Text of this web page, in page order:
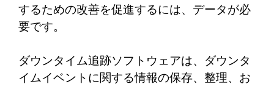
するための改善を促進するには、データが必
要です。
ダウンタイム追跡ソフトウェアは、ダウンタ
イムイベントに関する情報の保存、整理、お